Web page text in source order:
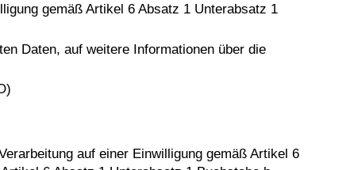
gemäß Artikel 6 Absatz 1 Unterabsatz 1
Daten, auf weitere Informationen über die
auf einer Einwilligung gemäß Artikel 6